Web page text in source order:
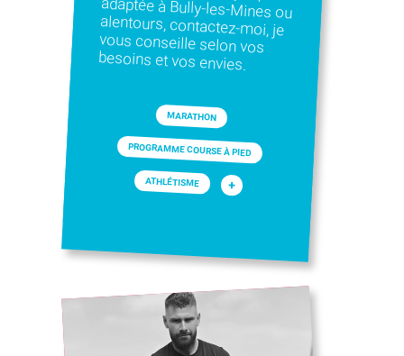
besoins et vos envies.
MARATHON
PROGRAMME COURSE À PIED
ATHLÉTISME +